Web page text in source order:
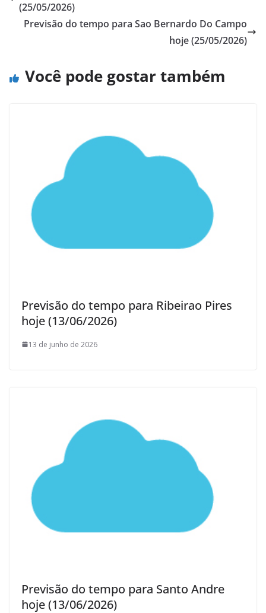
(25/05/2026)
Previsão do tempo para Sao Bernardo Do Campo
hoje (25/05/2026)
Você pode gostar também
Previsão do tempo para Ribeirao Pires
hoje (13/06/2026)
13 de junho de 2026
Previsão do tempo para Santo Andre
hoje (13/06/2026)